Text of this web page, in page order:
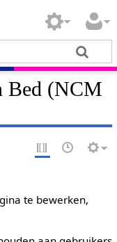
Bed (NCM
te bewerken,